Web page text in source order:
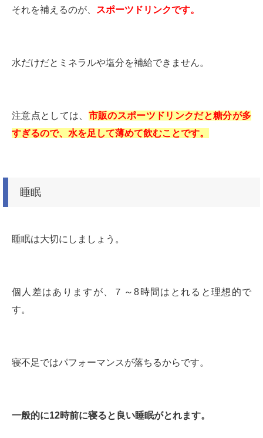
それを補えるのが、 スポーツドリンクです。
水だけだとミネラルや塩分を補給できません。
注意点としては、 市販のスポーツドリンクだと糖分が多
すぎるので、水を足して薄めて飲むことです。
睡眠
睡眠は大切にしましょう。
個人差はありますが、７～8時間はとれると理想的で
す。
寝不足ではパフォーマンスが落ちるからです。
一般的に12時前に寝ると良い睡眠がとれます。